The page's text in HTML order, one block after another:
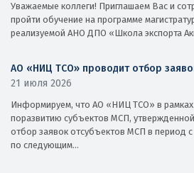
Уважаемые коллеги! Приглашаем Вас и
пройти обучение на программе
реализуемой АНО ДПО «Школа экспорта
АО «НИЦ ТСО» проводит отбор
21 июля 2026
Информируем, что АО «НИЦ ТСО» в рамках
поразвитию субъектов МСП,
отбор заявок отсубъектов МСП в период
по следующим...